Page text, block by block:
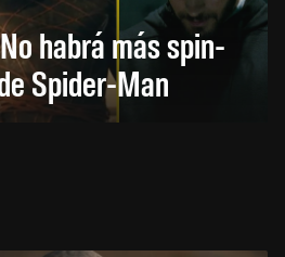
habrá más spin-
Spider-Man